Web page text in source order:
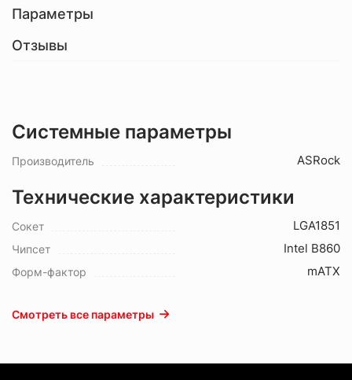
Параметры
Отзывы
Системные параметры
Производитель ASRock
Технические характеристики
Сокет LGA1851
Чипсет Intel B860
Форм-фактор mATX
Смотреть все параметры